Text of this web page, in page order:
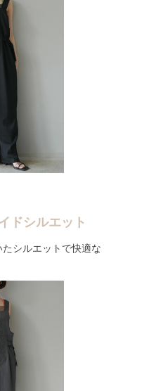
ドシルエット
シルエットで快適な